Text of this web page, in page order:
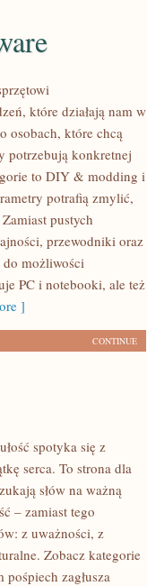
które działają nam w
osobach, które chcą
potrzebują konkretnej
to DIY & modding i
potrafią zmylić,
pustych
przewodniki oraz
do możliwości
PC i notebooki, ale też
]
CONTINUE
spotyka się z
serca. To strona dla
słów na ważną
– zamiast tego
z uważności, z
Zobacz kategorie
zagłusza